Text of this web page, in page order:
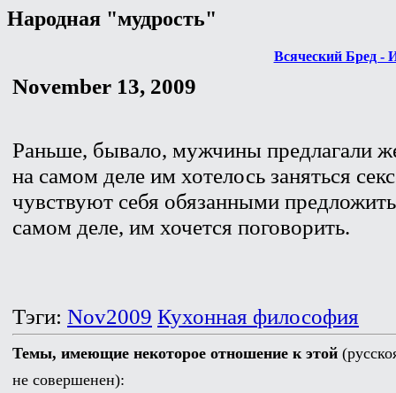
Народная "мудрость"
Всяческий Бред -
November 13, 2009
Раньше, бывало, мужчины предлагали
на самом деле им хотелось заняться
чувствуют себя обязанными
самом деле, им хочется поговорить.
Тэги: Nov2009 Кухонная философия
Темы, имеющие некоторое отношение к этой
не совершенен):